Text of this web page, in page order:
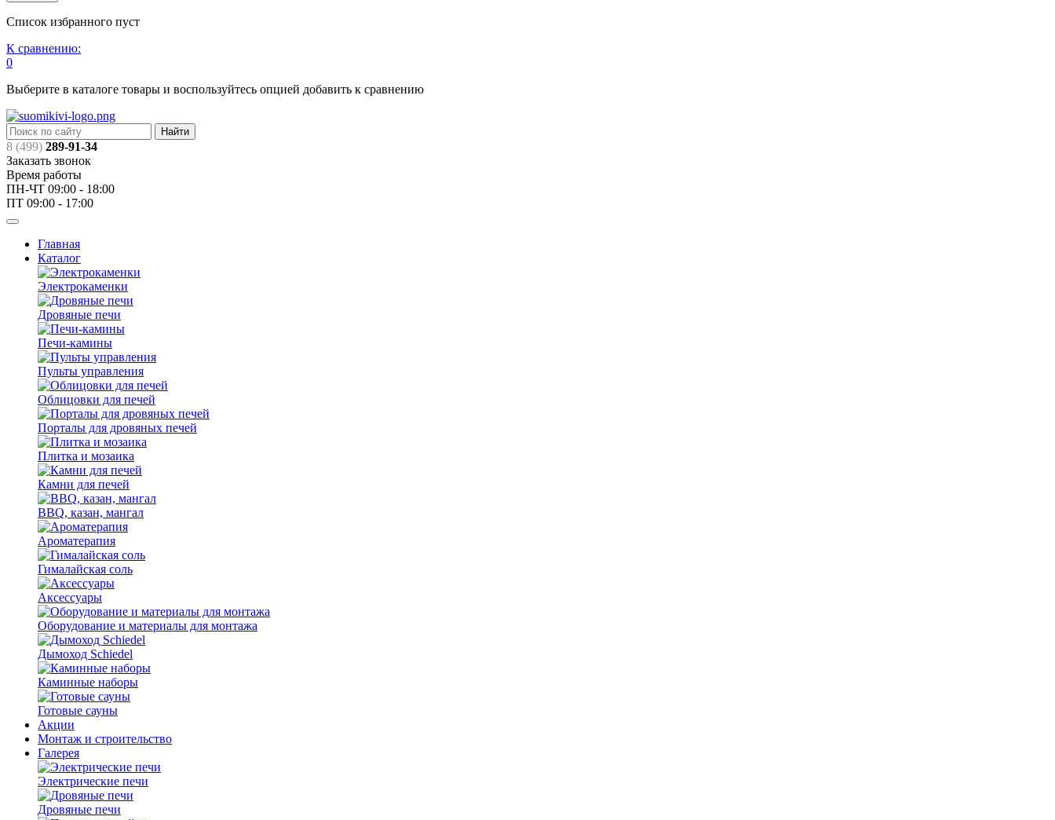
Список избранного пуст
К сравнению:
0
Выберите в каталоге товары и воспользуйтесь опцией добавить к сравнению
Найти
8 (499) 289-91-34
Заказать звонок
Время работы
ПН-ЧТ 09:00 - 18:00
ПТ 09:00 - 17:00
Главная
Каталог
Электрокаменки
Дровяные печи
Печи-камины
Пульты управления
Облицовки для печей
Порталы для дровяных печей
Плитка и мозаика
Камни для печей
BBQ, казан, мангал
Ароматерапия
Гималайская соль
Аксессуары
Оборудование и материалы для монтажа
Дымоход Schiedel
Каминные наборы
Готовые сауны
Акции
Монтаж и строительство
Галерея
Электрические печи
Дровяные печи